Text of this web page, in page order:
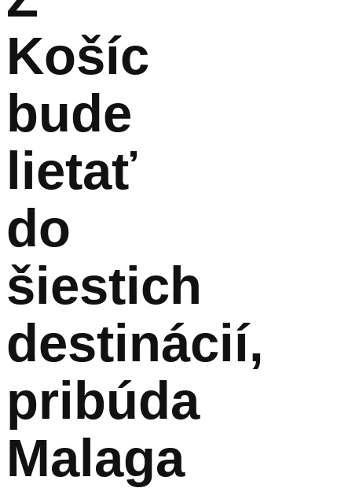
Košíc
bude
lietať
do
šiestich
destinácií,
pribúda
Malaga